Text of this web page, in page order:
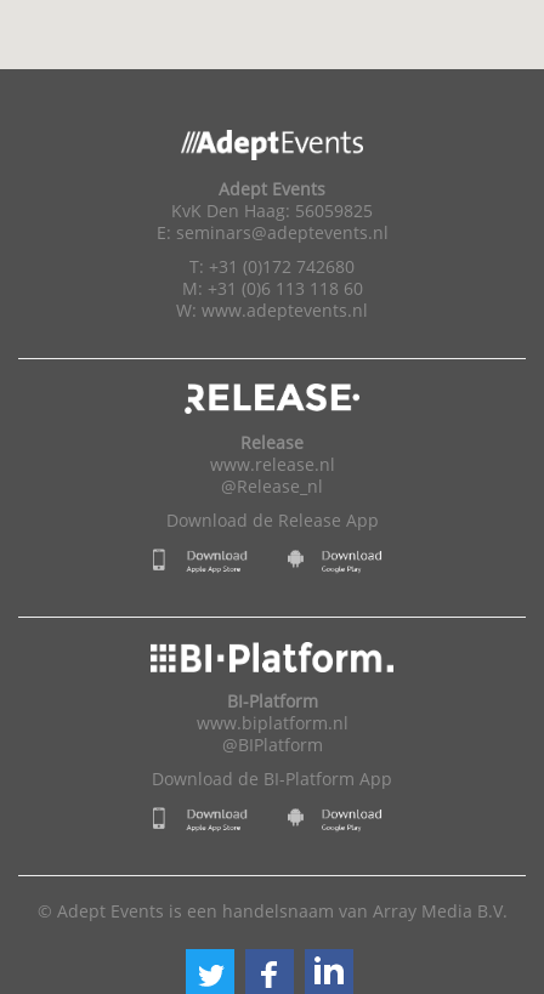
Adept Events
KvK Den Haag: 56059825
E: seminars@adeptevents.nl
T: +31 (0)172 742680
M: +31 (0)6 113 118 60
W: www.adeptevents.nl
Release
www.release.nl
@Release_nl
Download de Release App
BI-Platform
www.biplatform.nl
@BIPlatform
Download de BI-Platform App
© Adept Events is een handelsnaam van Array Media B.V.